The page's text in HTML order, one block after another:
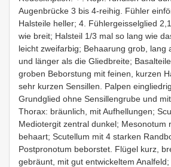
Augenbrücke 3 bis 4-reihig. Fühler
Halsteile heller; 4. Fühlergeisselglied
wie breit; Halsteil 1/3 mal so lang wie
leicht zweifarbig; Behaarung grob, lang
und länger als die Gliedbreite;
groben Beborstung mit feinen, kurzen
sehr kurzen Sensillen. Palpen
Grundglied ohne Sensillengrube und mit
Thorax: bräunlich, mit Aufhellungen;
Mediotergit zentral dunkel; Mesonotum
behaart; Scutellum mit 4 starken
Postpronotum beborstet. Flügel kurz,
gebräunt, mit gut entwickeltem